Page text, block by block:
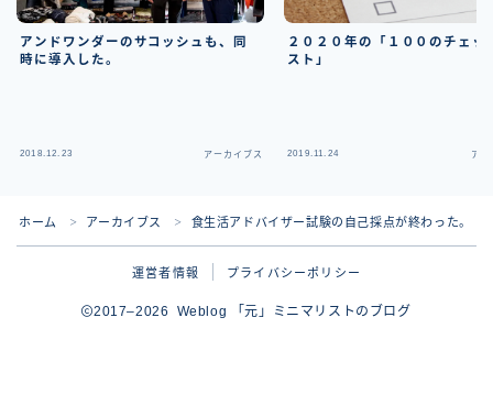
アンドワンダーのサコッシュも、同
時に導入した。
2018.12.23 アーカイブス
２０２０年の「１００のチェッ
スト」
2019.11.24 アー
ホーム ＞ アーカイブス ＞ 食生活アドバイザー試験の自己採点が終わった。
運営者情報 プライバシーポリシー
2017–2026 Weblog 「元」ミニマリストのブログ